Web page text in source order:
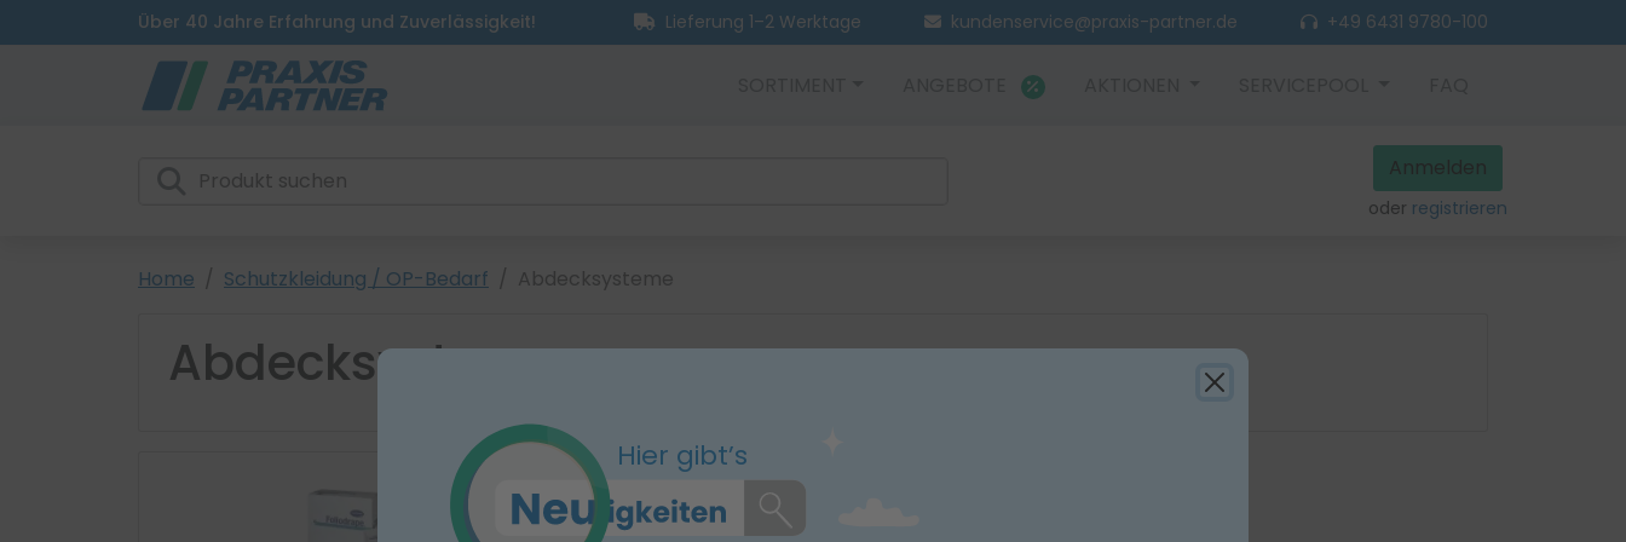
Über 40 Jahre Erfahrung und Zuverlässigkeit! Lieferung 1–2 Werktage kundenservice@praxis-partner.de +49 6431 9780-100
Anmelden
oder registrieren
Home Schutzkleidung / OP-Bedarf Abdecksysteme
Abdecksysteme
Hier gibt’s